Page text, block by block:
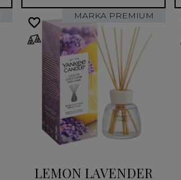
MARKA PREMIUM
LEMON LAVENDER
favorite_border
favorite_border